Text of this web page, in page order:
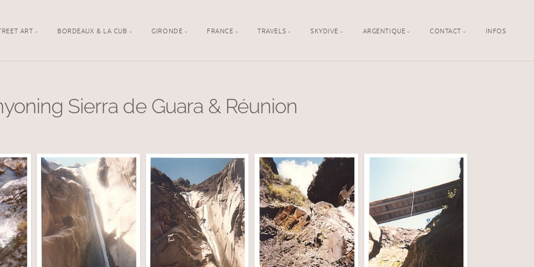
ART BORDEAUX & LA CUB GIRONDE FRANCE TRAVELS SKYDIVE ARGENTIQUE CONTACT INFOS
Sierra de Guara & Réunion